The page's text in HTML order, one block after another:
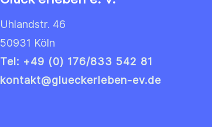
Uhlandstr. 46
50931 Köln
Tel: +49 (0) 176/833 542 81
kontakt@glueckerleben-ev.de